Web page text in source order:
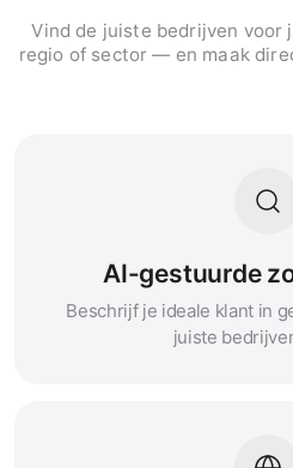
Vind de juiste bedrijven voor
regio of sector — en maak
AI-gestuurde
Beschrijf je ideale klant in
juiste